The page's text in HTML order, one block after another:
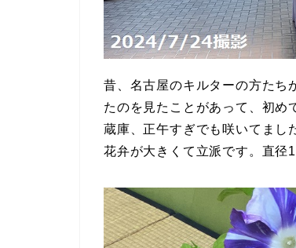
昔、名古屋のキルターの方たち
たのを見たことがあって、初め
蔵庫、正午すぎでも咲いてまし
花弁が大きくて立派です。直径